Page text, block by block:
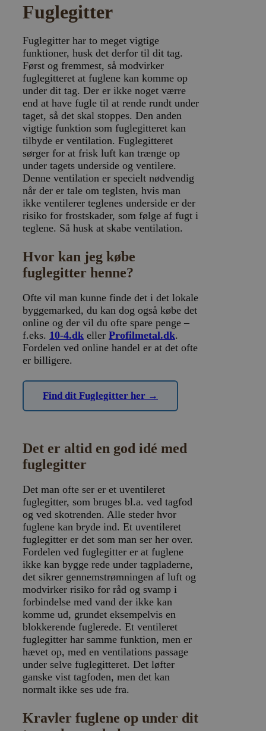
Fuglegitter
Fuglegitter har to meget vigtige
funktioner, husk det derfor til dit tag.
Først og fremmest, så modvirker
fuglegitteret at fuglene kan komme op
under dit tag. Der er ikke noget værre
end at have fugle til at rende rundt under
taget, så det skal stoppes. Den anden
vigtige funktion som fuglegitteret kan
tilbyde er ventilation. Fuglegitteret
sørger for at frisk luft kan trænge op
under tagets underside og ventilere.
Denne ventilation er specielt nødvendig
når der er tale om teglsten, hvis man
ikke ventilerer teglenes underside er der
risiko for frostskader, som følge af fugt i
teglene. Så husk at skabe ventilation.
Hvor kan jeg købe
fuglegitter henne?
Ofte vil man kunne finde det i det lokale
byggemarked, du kan dog også købe det
online og der vil du ofte spare penge –
f.eks. 10-4.dk eller Profilmetal.dk.
Fordelen ved online handel er at det ofte
er billigere.
Find dit Fuglegitter her →
Det er altid en god idé med
fuglegitter
Det man ofte ser er et uventileret
fuglegitter, som bruges bl.a. ved tagfod
og ved skotrenden. Alle steder hvor
fuglene kan bryde ind. Et uventileret
fuglegitter er det som man ser her over.
Fordelen ved fuglegitter er at fuglene
ikke kan bygge rede under tagpladerne,
det sikrer gennemstrømningen af luft og
modvirker risiko for råd og svamp i
forbindelse med vand der ikke kan
komme ud, grundet eksempelvis en
blokkerende fuglerede. Et ventileret
fuglegitter har samme funktion, men er
hævet op, med en ventilations passage
under selve fuglegitteret. Det løfter
ganske vist tagfoden, men det kan
normalt ikke ses ude fra.
Kravler fuglene op under dit